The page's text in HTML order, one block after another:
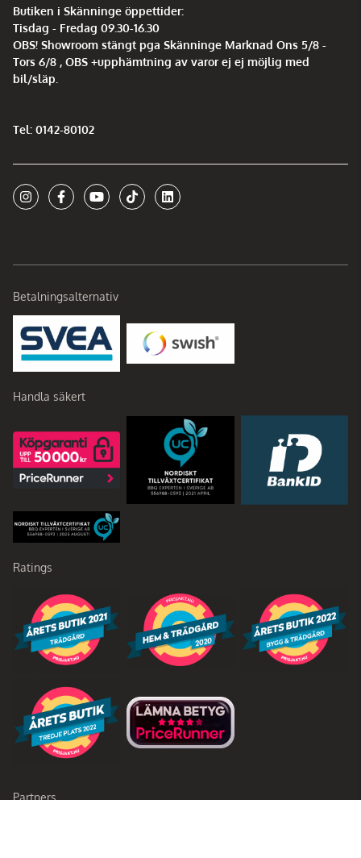
Butiken i Skänninge öppettider:
Tisdag - Fredag 09.30-16.30
OBS! Showroom stängt pga Skänninge Marknad Ons 5/8 -
Tors 6/8 , OBS +upphämtning av varor ej ej möjlig med
bil/släp.
Tel: 0142-80102
Betalningsalternativ
Handla säkert
Ratings
Partners